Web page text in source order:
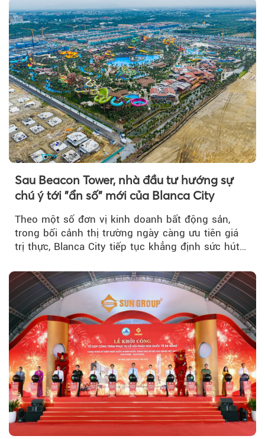
Sau Beacon Tower, nhà đầu tư hướng sự
chú ý tới "ẩn số" mới của Blanca City
Theo một số đơn vị kinh doanh bất động sản,
trong bối cảnh thị trường ngày càng ưu tiên giá
trị thực, Blanca City tiếp tục khẳng định sức hút